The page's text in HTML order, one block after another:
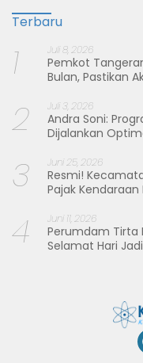
Terbaru
1 Juli 8, 2026
Pemkot
Bulan, Pastikan
2 Juli 3, 2026
Andra Soni:
Dijalankan
3 Juni 25, 2026
Resmi!
Pajak
4 Juni 11, 2026
Perumdam Tirta
Selamat Hari